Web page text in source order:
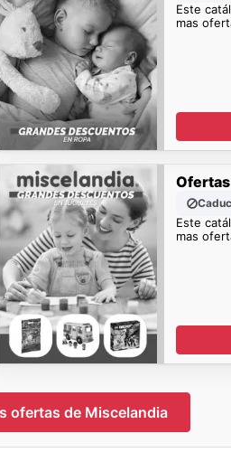
Este
mas
Este
mas
ofertas de Miscelandia